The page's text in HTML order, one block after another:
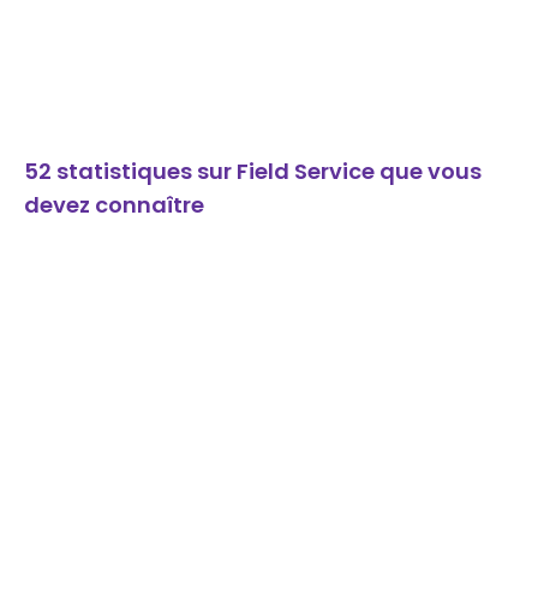
52 statistiques sur Field Service que vous
devez connaître